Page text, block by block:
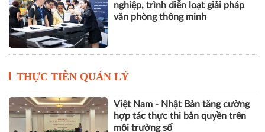
nghiệp, trình diễn loạt giải pháp
văn phòng thông minh
THỰC TIỄN QUẢN LÝ
Việt Nam - Nhật Bản tăng cường
hợp tác thực thi bản quyền trên
môi trường số